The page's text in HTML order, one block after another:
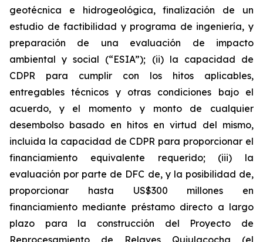
geotécnica e hidrogeológica, finalización de un
estudio de factibilidad y programa de ingeniería, y
preparación de una evaluación de impacto
ambiental y social (“ESIA”); (ii) la capacidad de
CDPR para cumplir con los hitos aplicables,
entregables técnicos y otras condiciones bajo el
acuerdo, y el momento y monto de cualquier
desembolso basado en hitos en virtud del mismo,
incluida la capacidad de CDPR para proporcionar el
financiamiento equivalente requerido; (iii) la
evaluación por parte de DFC de, y la posibilidad de,
proporcionar hasta US$300 millones en
financiamiento mediante préstamo directo a largo
plazo para la construcción del Proyecto de
Reprocesamiento de Relaves Quiulacocha (el